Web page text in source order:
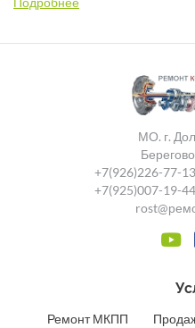
МО. г.
+7(926)226-77-13
+7(925)007-19-44
Ремонт МКПП